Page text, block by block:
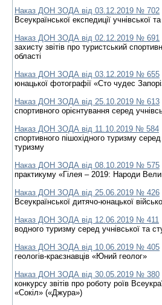
Наказ ДОН ЗОДА від 03.12.2019 № 702
Всеукраїнської експедиції
Наказ ДОН ЗОДА від 02.12.2019 № 691
захисту звітів про туристський
області
Наказ ДОН ЗОДА від 03.12.2019 № 655
юнацької фотографії «Сто чудес
Наказ ДОН ЗОДА від 25.10.2019 № 613
спортивного орієнтування серед
Наказ ДОН ЗОДА від 11.10.2019 № 584
спортивного пішохідного туризму
туризму
Наказ ДОН ЗОДА від 08.10.2019 № 575
практикуму «Гілея – 2019: Народи
Наказ ДОН ЗОДА від 25.06.2019 № 426
Всеукраїнської дитячо-юнацької
Наказ ДОН ЗОДА від 12.06.2019 № 411
водного туризму серед учнівської та
Наказ ДОН ЗОДА від 10.06.2019 № 405
геологів-краєзнавців «Юний геолог»
Наказ ДОН ЗОДА від 30.05.2019 № 380
конкурсу звітів про роботу роїв
«Сокіл» («Джура»)